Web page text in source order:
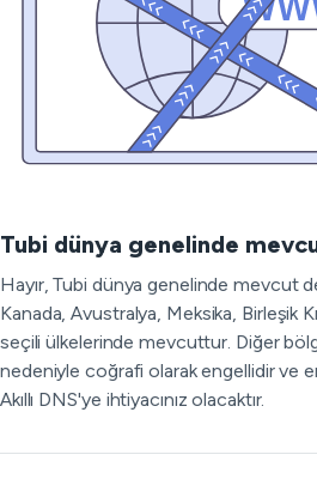
Tubi dünya genelinde
Hayır, Tubi dünya genelinde mevcut
Kanada, Avustralya, Meksika, Birleşik
seçili ülkelerinde mevcuttur. Diğer
nedeniyle coğrafi olarak engellidir ve
Akıllı DNS'ye ihtiyacınız olacaktır.